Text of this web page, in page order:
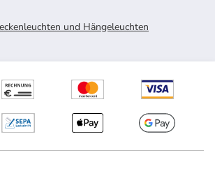
und Hängeleuchten